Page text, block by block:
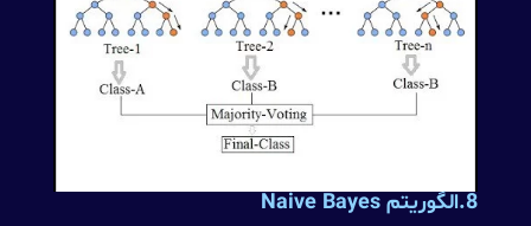
8.الگوریتم Naive Bayes